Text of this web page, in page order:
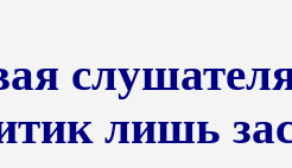
лишь